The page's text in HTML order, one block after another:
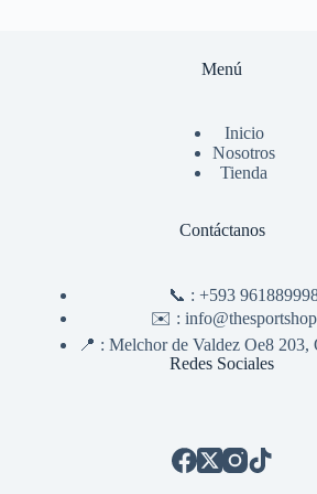
Menú
Inicio
Nosotros
Tienda
Contáctanos
📞 :+593
✉️ :
📍 : Melchor de Valdez Oe8 203,
Redes Sociales